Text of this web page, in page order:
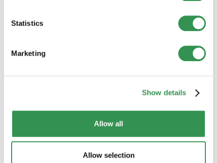
Statistics
Marketing
Show details
Allow all
Allow selection
Contrôle stratégique :
Contrôle total par la
Inconvénients d'une succursale
dépendante de la société mère
Responsabilité illimitée :La société mère
répond de tous les engagements